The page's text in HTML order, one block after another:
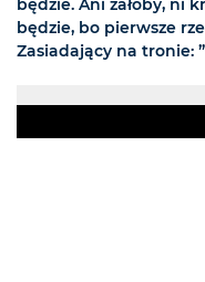
będzie. Ani żałoby, ni
będzie, bo pierwsze
Zasiadający na tronie: